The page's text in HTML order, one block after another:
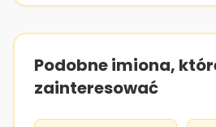
Podobne imiona,
zainteresować